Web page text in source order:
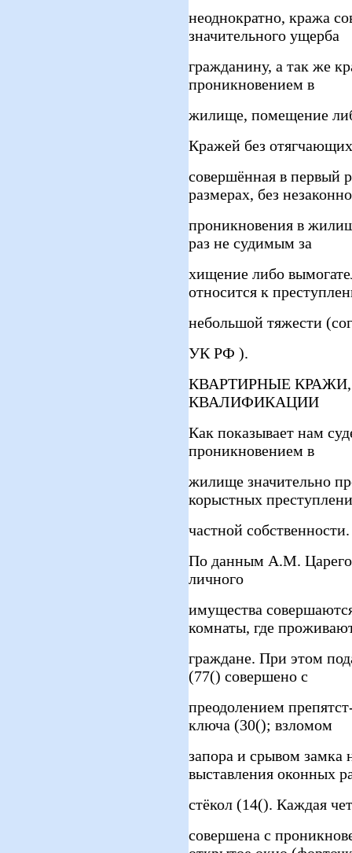
неоднократно, кража
значительного ущерба
гражданину, а так же
проникновением в
жилище, помещение
Кражей без отягчающих
совершённая в первый
размерах, без
проникновения в
раз не судимым за
хищение либо
относится к
небольшой тяжести
УК РФ ).
КВАРТИРНЫЕ
КВАЛИФИКАЦИИ
Как показывает нам
проникновением в
жилище значительно
корыстных
частной собственности.
По данным А.М.
личного
имущества
комнаты, где
граждане. При этом
(77() совершено с
преодолением
ключа (30(); взломом
запора и срывом замка
выставления оконных
стёкол (14(). Каждая
совершена с